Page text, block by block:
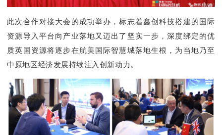
此次合作对接大会的成功举办，标志着鑫创科技搭建的国际
资源导入平台向产业落地又迈出了坚实一步，深度绑定的优
质英国资源将逐步在航美国际智慧城落地生根，为当地乃至
中原地区经济发展持续注入创新动力。